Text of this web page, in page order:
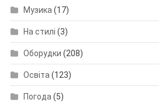
Музика (17)
На стилі (3)
Оборудки (208)
Освіта (123)
Погода (5)